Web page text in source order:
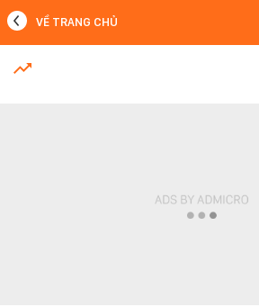
MỚI NHẤT
VỀ TRANG CHỦ